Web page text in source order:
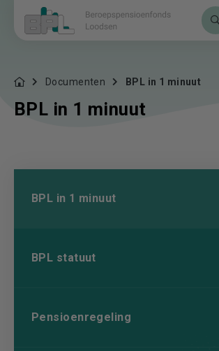
Documenten BPL in 1 minuut
BPL in 1 minuut
BPL in 1 minuut
BPL statuut
Pensioenregeling